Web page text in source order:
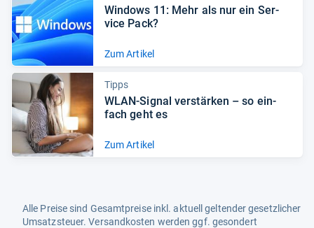
Win­dows 11: Mehr als nur ein Ser­
vice Pack?
Zum Artikel
Tipps
WLAN-​Signal ver­stär­ken – so ein­
fach geht es
Zum Artikel
Alle Preise sind Gesamtpreise inkl. aktuell geltender gesetzlicher
Umsatzsteuer. Versandkosten werden ggf. gesondert